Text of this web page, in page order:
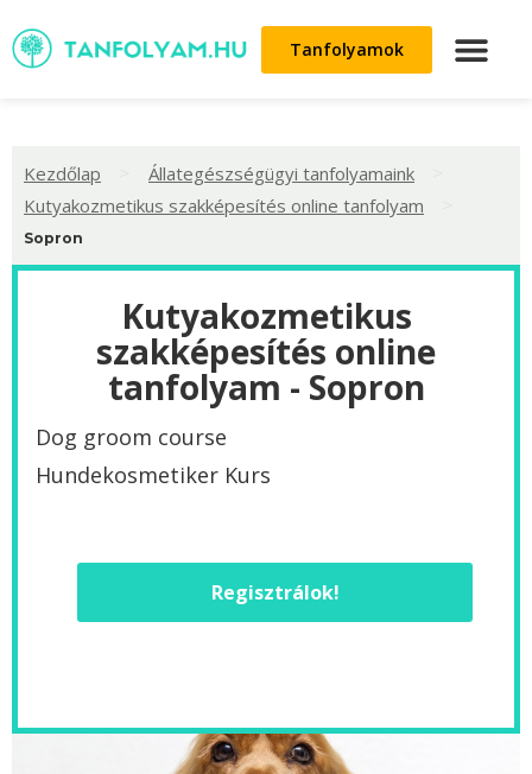
Tanfolyamok
Kezdőlap Állategészségügyi tanfolyamaink
Kutyakozmetikus szakképesítés online tanfolyam
Sopron
Kutyakozmetikus
szakképesítés online
tanfolyam - Sopron
Dog groom course
Hundekosmetiker Kurs
Regisztrálok!